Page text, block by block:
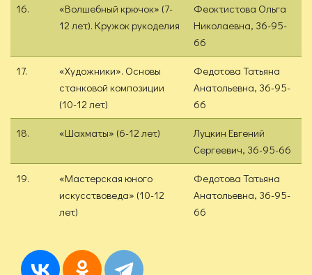
16.
«Волшебный крючок» (7-
12 лет). Кружок рукоделия
Феоктистова Ольга
Николаевна, 36-95-
66
17.
«Художники». Основы
станковой композиции
(10-12 лет)
Федотова Татьяна
Анатольевна, 36-95-
66
18. «Шахматы» (6-12 лет)
Луцкин Евгений
Сергеевич, 36-95-66
19.
«Мастерская юного
искусствоведа» (10-12
лет)
Федотова Татьяна
Анатольевна, 36-95-
66